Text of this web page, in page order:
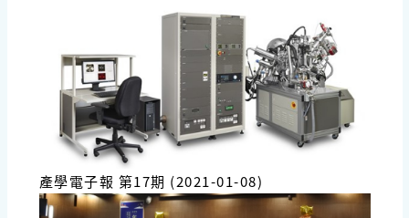
產學電子報 第17期 (2021-01-08)